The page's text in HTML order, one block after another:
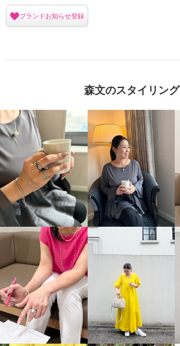
ブランドお知らせ登録
森文のスタイリング